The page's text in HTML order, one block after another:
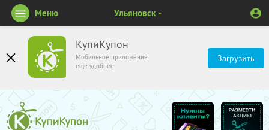
КупиКупон
Мобильное приложение
ещё удобнее
Загрузить
Меню Ульяновск